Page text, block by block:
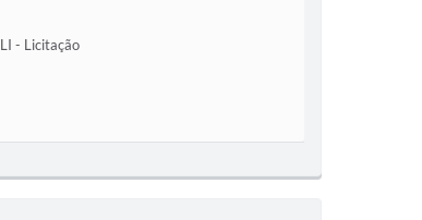
LI - Licitação